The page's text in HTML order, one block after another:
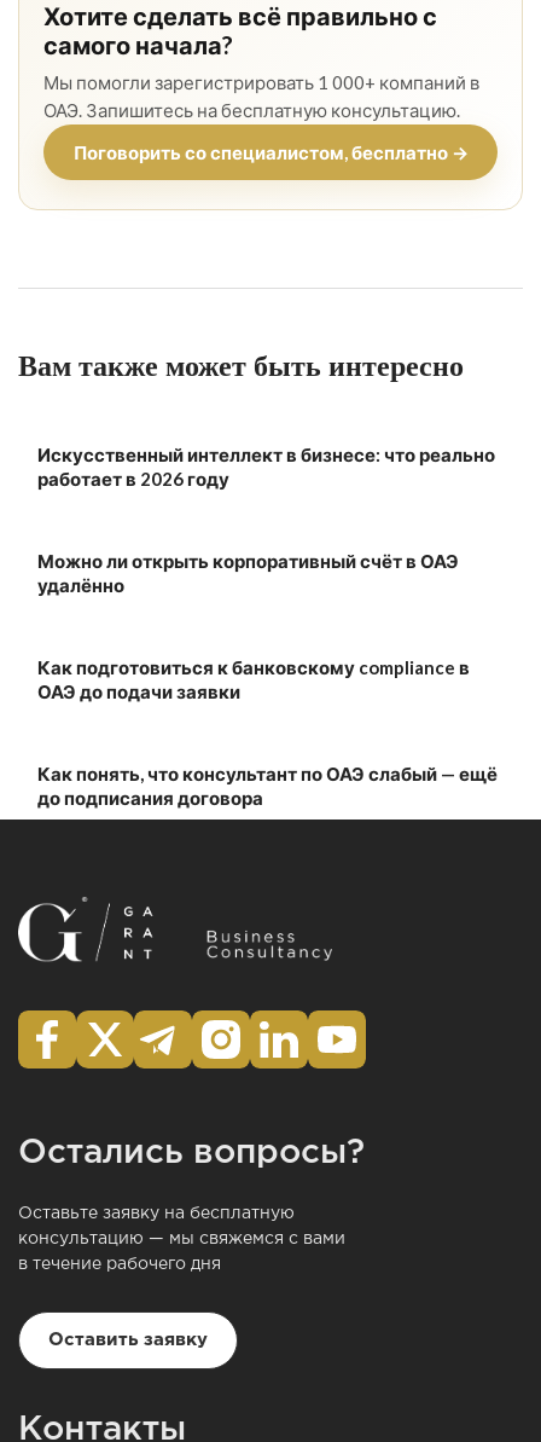
Хотите сделать всё правильно с
самого начала?
Мы помогли зарегистрировать 1 000+ компаний в
ОАЭ. Запишитесь на бесплатную консультацию.
Поговорить со специалистом, бесплатно →
Вам также может быть интересно
Искусственный интеллект в бизнесе: что реально
работает в 2026 году
Можно ли открыть корпоративный счёт в ОАЭ
удалённо
Как подготовиться к банковскому compliance в
ОАЭ до подачи заявки
Как понять, что консультант по ОАЭ слабый — ещё
до подписания договора
Остались вопросы?
Оставьте заявку на бесплатную
консультацию — мы свяжемся с вами
в течение рабочего дня
Оставить заявку
Контакты